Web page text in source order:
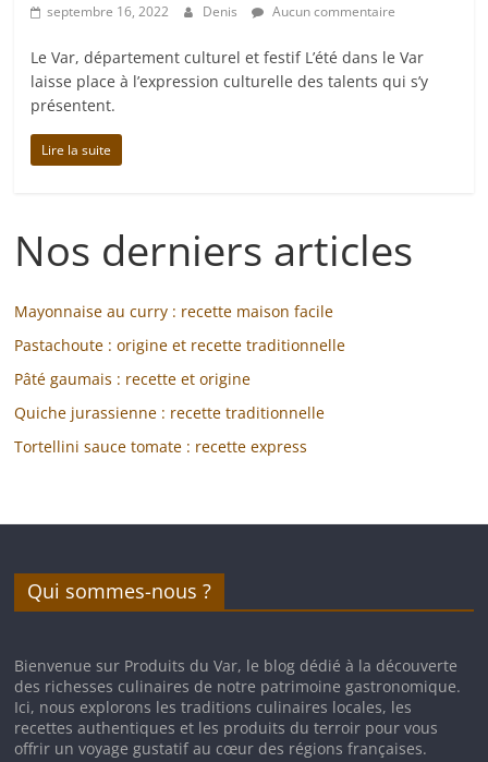
septembre 16, 2022 Denis Aucun commentaire
Le Var, département culturel et festif L’été dans le Var
laisse place à l’expression culturelle des talents qui s’y
présentent.
Lire la suite
Nos derniers articles
Mayonnaise au curry : recette maison facile
Pastachoute : origine et recette traditionnelle
Pâté gaumais : recette et origine
Quiche jurassienne : recette traditionnelle
Tortellini sauce tomate : recette express
Qui sommes-nous ?
Bienvenue sur Produits du Var, le blog dédié à la découverte
des richesses culinaires de notre patrimoine gastronomique.
Ici, nous explorons les traditions culinaires locales, les
recettes authentiques et les produits du terroir pour vous
offrir un voyage gustatif au cœur des régions françaises.